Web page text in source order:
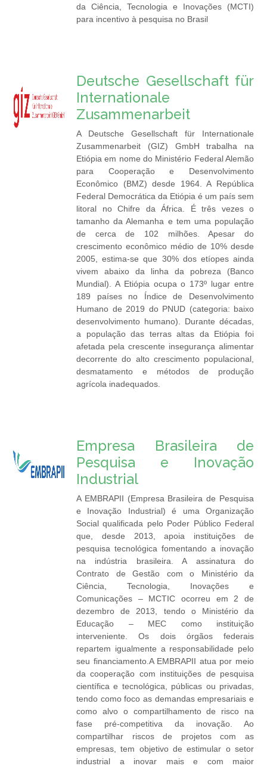
da Ciência, Tecnologia e Inovações (MCTI)
para incentivo à pesquisa no Brasil
Deutsche Gesellschaft für
Internationale
Zusammenarbeit
A Deutsche Gesellschaft für Internationale
Zusammenarbeit (GIZ) GmbH trabalha na
Etiópia em nome do Ministério Federal Alemão
para Cooperação e Desenvolvimento
Econômico (BMZ) desde 1964. A República
Federal Democrática da Etiópia é um país sem
litoral no Chifre da África. É três vezes o
tamanho da Alemanha e tem uma população
de cerca de 102 milhões. Apesar do
crescimento econômico médio de 10% desde
2005, estima-se que 30% dos etíopes ainda
vivem abaixo da linha da pobreza (Banco
Mundial). A Etiópia ocupa o 173º lugar entre
189 países no Índice de Desenvolvimento
Humano de 2019 do PNUD (categoria: baixo
desenvolvimento humano). Durante décadas,
a população das terras altas da Etiópia foi
afetada pela crescente insegurança alimentar
decorrente do alto crescimento populacional,
desmatamento e métodos de produção
agrícola inadequados.
Empresa Brasileira de
Pesquisa e Inovação
Industrial
A EMBRAPII (Empresa Brasileira de Pesquisa
e Inovação Industrial) é uma Organização
Social qualificada pelo Poder Público Federal
que, desde 2013, apoia instituições de
pesquisa tecnológica fomentando a inovação
na indústria brasileira. A assinatura do
Contrato de Gestão com o Ministério da
Ciência, Tecnologia, Inovações e
Comunicações – MCTIC ocorreu em 2 de
dezembro de 2013, tendo o Ministério da
Educação – MEC como instituição
interveniente. Os dois órgãos federais
repartem igualmente a responsabilidade pelo
seu financiamento.A EMBRAPII atua por meio
da cooperação com instituições de pesquisa
científica e tecnológica, públicas ou privadas,
tendo como foco as demandas empresariais e
como alvo o compartilhamento de risco na
fase pré-competitiva da inovação. Ao
compartilhar riscos de projetos com as
empresas, tem objetivo de estimular o setor
industrial a inovar mais e com maior